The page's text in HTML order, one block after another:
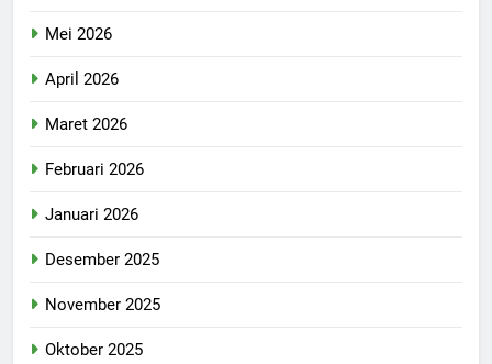
Mei 2026
April 2026
Maret 2026
Februari 2026
Januari 2026
Desember 2025
November 2025
Oktober 2025